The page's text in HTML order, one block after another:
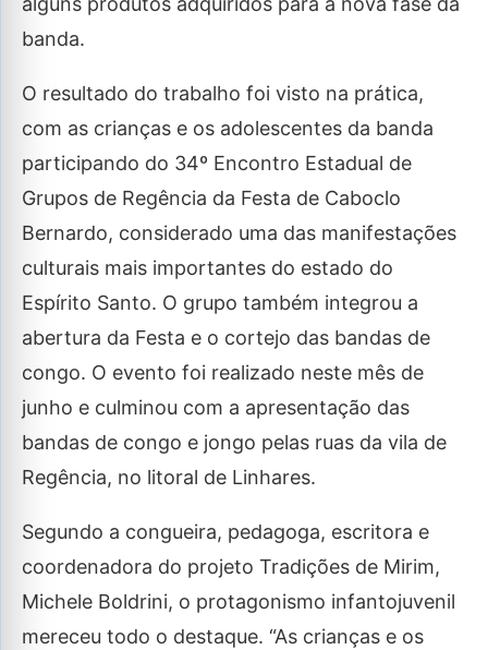
banda.
O resultado do trabalho foi visto na prática,
com as crianças e os adolescentes da banda
participando do 34º Encontro Estadual de
Grupos de Regência da Festa de Caboclo
Bernardo, considerado uma das manifestações
culturais mais importantes do estado do
Espírito Santo. O grupo também integrou a
abertura da Festa e o cortejo das bandas de
congo. O evento foi realizado neste mês de
junho e culminou com a apresentação das
bandas de congo e jongo pelas ruas da vila de
Regência, no litoral de Linhares.
Segundo a congueira, pedagoga, escritora e
coordenadora do projeto Tradições de Mirim,
Michele Boldrini, o protagonismo infantojuvenil
mereceu todo o destaque. “As crianças e os